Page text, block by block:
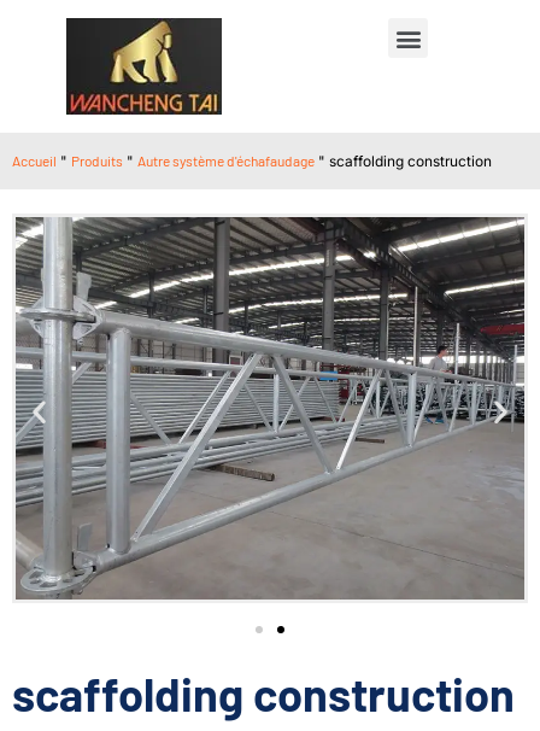
Accueil " Produits " Autre système d'échafaudage " scaffolding construction
scaffolding construction